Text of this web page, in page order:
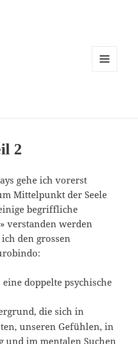
2
gehe ich vorerst
Mittelpunkt der Seele
begriffliche
verstanden werden
den grossen
doppelte psychische
die sich in
unseren Gefühlen, in
und im mentalen Suchen